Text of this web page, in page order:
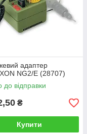
адаптер
NG2/E (28707)
до відправки
₴
Купити